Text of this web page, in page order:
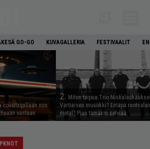
GO-GO KUVAGALLERIA FESTIVAALIT
covertripillään niin
vastaan
2. Miten taipuu Trio
Vartiaisen musiikki? Entäpä
metal? Pian tämäkin selviää